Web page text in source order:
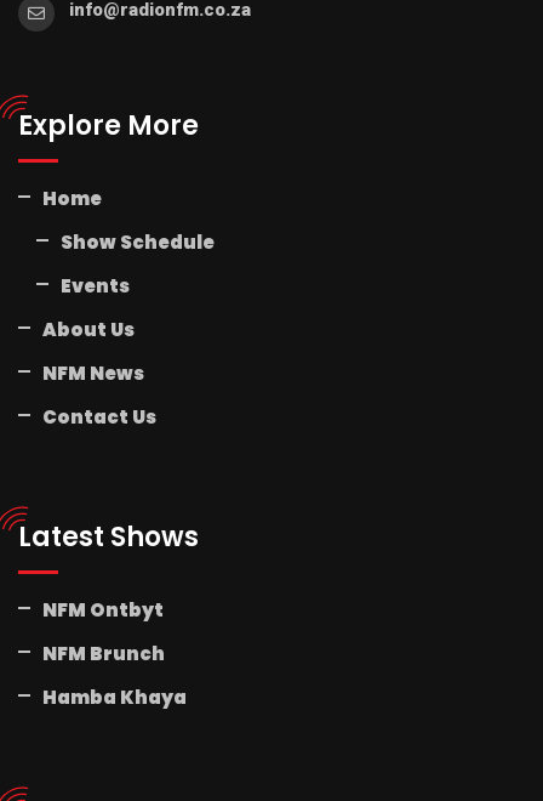
info@radionfm.co.za
Explore More
Home
Show Schedule
Events
About Us
NFM News
Contact Us
Latest Shows
NFM Ontbyt
NFM Brunch
Hamba Khaya